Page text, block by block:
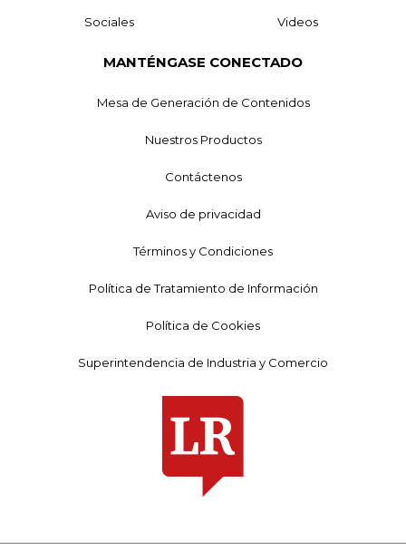
Sociales Videos
MANTÉNGASE CONECTADO
Mesa de Generación de Contenidos
Nuestros Productos
Contáctenos
Aviso de privacidad
Términos y Condiciones
Política de Tratamiento de Información
Política de Cookies
Superintendencia de Industria y Comercio